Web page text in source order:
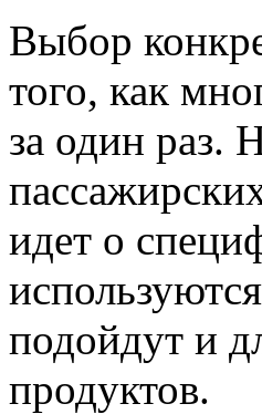
Выбор
того, как
за один раз.
идет о
подойдут и
продуктов.